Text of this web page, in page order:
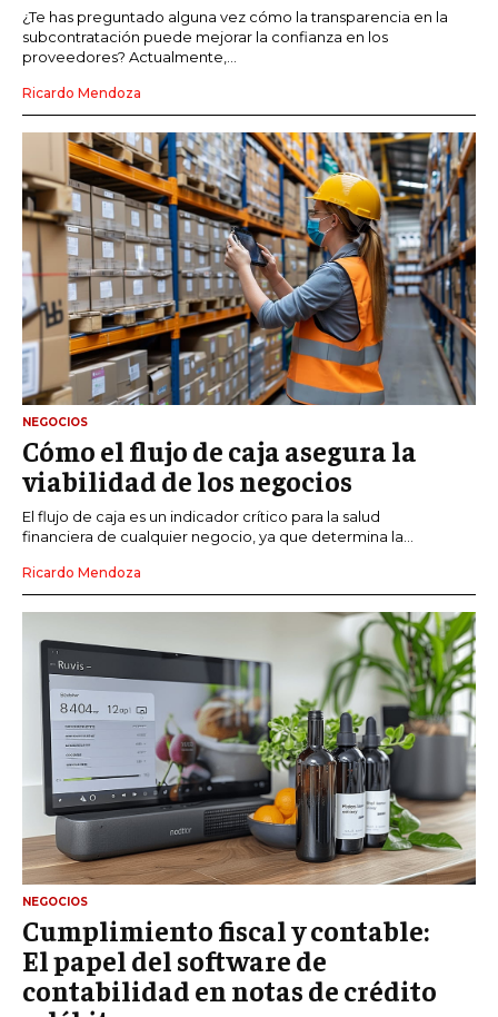
¿Te has preguntado alguna vez cómo la transparencia en la
subcontratación puede mejorar la confianza en los
proveedores? Actualmente,...
Ricardo Mendoza
NEGOCIOS
Cómo el flujo de caja asegura la
viabilidad de los negocios
El flujo de caja es un indicador crítico para la salud
financiera de cualquier negocio, ya que determina la...
Ricardo Mendoza
NEGOCIOS
Cumplimiento fiscal y contable:
El papel del software de
contabilidad en notas de crédito